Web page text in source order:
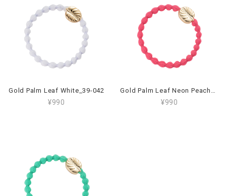
Gold Palm Leaf White_39-042
¥990
Gold Palm Leaf Neon Peach_39-079
¥990